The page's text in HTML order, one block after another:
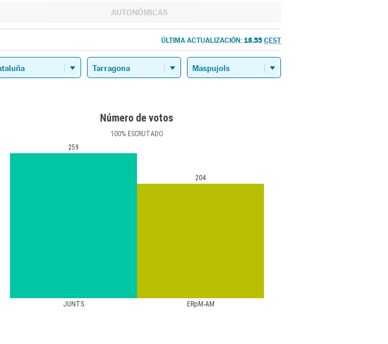
AUTONÓMICAS
ÚLTIMA ACTUALIZACIÓN: 18.55 CEST
Número de votos
100%ESCRUTADO
JUNTS ERpM-AM
259
204